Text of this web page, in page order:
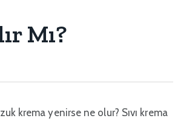
Mı?
krema yenirse ne olur? Sıvı krema